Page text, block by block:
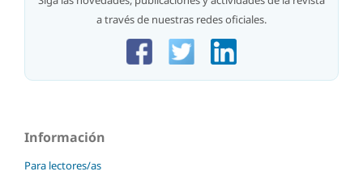
a través de nuestras redes oficiales.
Información
Para lectores/as